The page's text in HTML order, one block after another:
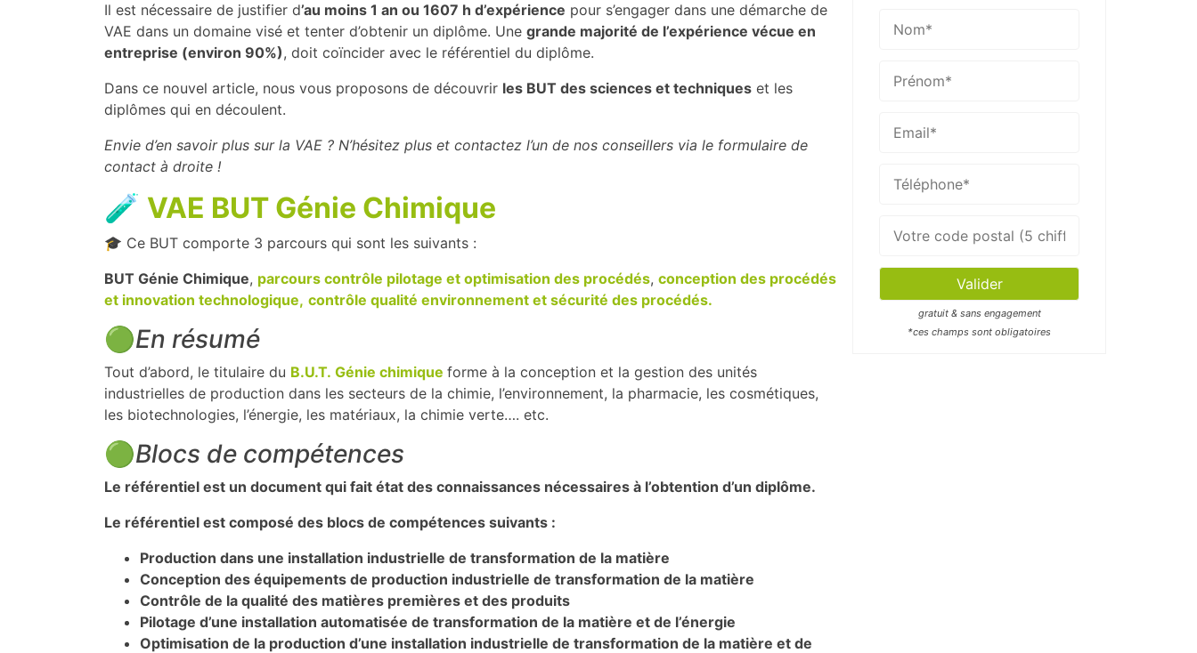
Il est nécessaire de justifier d’au moins 1 an ou 1607 h d’expérience pour s’engager dans une démarche de
VAE dans un domaine visé et tenter d’obtenir un diplôme. Une grande majorité de l’expérience vécue en
entreprise (environ 90%), doit coïncider avec le référentiel du diplôme.
Dans ce nouvel article, nous vous proposons de découvrir les BUT des sciences et techniques et les
diplômes qui en découlent.
Envie d’en savoir plus sur la VAE ? N’hésitez plus et contactez l’un de nos conseillers via le formulaire de
contact à droite !
🧪 VAE BUT Génie Chimique
🎓 Ce BUT comporte 3 parcours qui sont les suivants :
BUT Génie Chimique, parcours contrôle pilotage et optimisation des procédés, conception des procédés
et innovation technologique, contrôle qualité environnement et sécurité des procédés.
🟢En résumé
Tout d’abord, le titulaire du B.U.T. Génie chimique forme à la conception et la gestion des unités
industrielles de production dans les secteurs de la chimie, l’environnement, la pharmacie, les cosmétiques,
les biotechnologies, l’énergie, les matériaux, la chimie verte…. etc.
🟢Blocs de compétences
Le référentiel est un document qui fait état des connaissances nécessaires à l’obtention d’un diplôme.
Le référentiel est composé des blocs de compétences suivants :
Production dans une installation industrielle de transformation de la matière
Conception des équipements de production industrielle de transformation de la matière
Contrôle de la qualité des matières premières et des produits
Pilotage d’une installation automatisée de transformation de la matière et de l’énergie
Optimisation de la production d’une installation industrielle de transformation de la matière et de
gratuit & sans engagement
*ces champs sont obligatoires